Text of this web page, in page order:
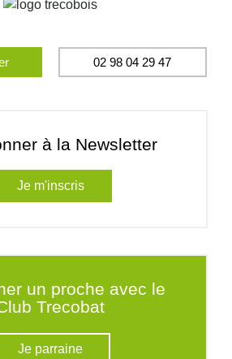
02 98 04 29 47
à la Newsletter
Je m'inscris
un proche avec le
Trecobat
Je parraine